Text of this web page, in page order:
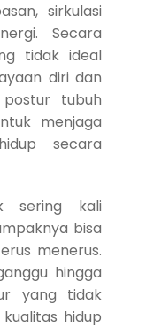
sirkulasi
Secara
tidak ideal
diri dan
tubuh
menjaga
secara
sering kali
bisa
menerus.
hingga
yang tidak
hidup